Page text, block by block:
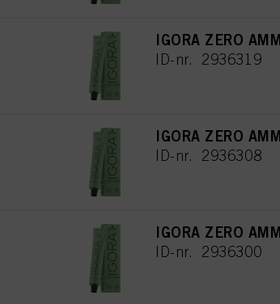
IGORA ZERO
ID-nr. 2936319
IGORA ZERO
ID-nr. 2936308
IGORA ZERO
ID-nr. 2936300